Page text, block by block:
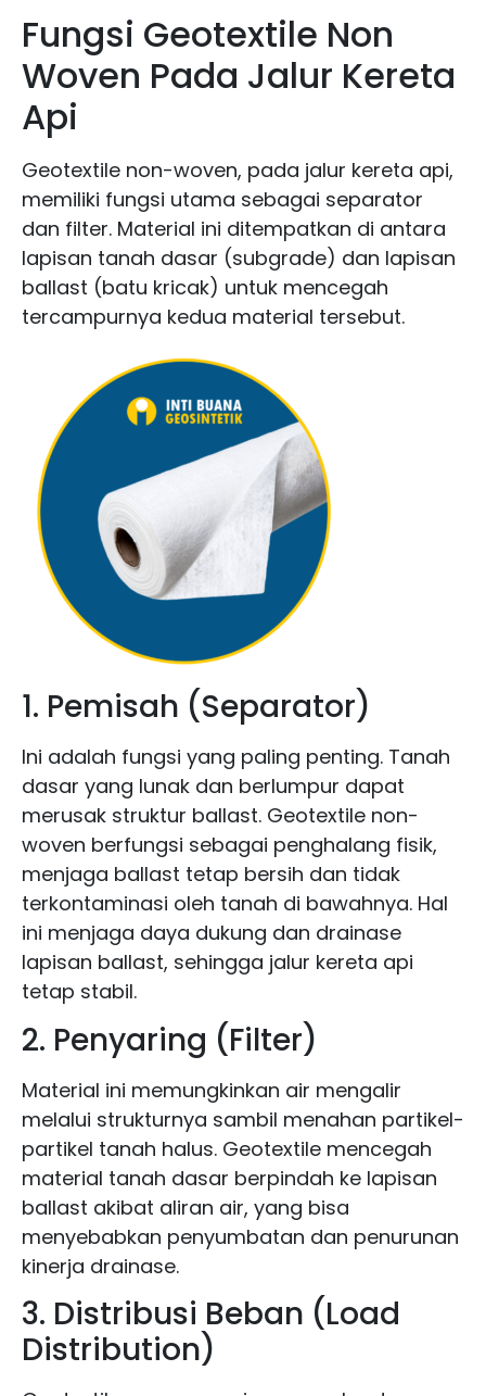
Fungsi Geotextile Non
Woven Pada Jalur Kereta
Api
Geotextile non-woven, pada jalur kereta api,
memiliki fungsi utama sebagai separator
dan filter. Material ini ditempatkan di antara
lapisan tanah dasar (subgrade) dan lapisan
ballast (batu kricak) untuk mencegah
tercampurnya kedua material tersebut.
1. Pemisah (Separator)
Ini adalah fungsi yang paling penting. Tanah
dasar yang lunak dan berlumpur dapat
merusak struktur ballast. Geotextile non-
woven berfungsi sebagai penghalang fisik,
menjaga ballast tetap bersih dan tidak
terkontaminasi oleh tanah di bawahnya. Hal
ini menjaga daya dukung dan drainase
lapisan ballast, sehingga jalur kereta api
tetap stabil.
2. Penyaring (Filter)
Material ini memungkinkan air mengalir
melalui strukturnya sambil menahan partikel-
partikel tanah halus. Geotextile mencegah
material tanah dasar berpindah ke lapisan
ballast akibat aliran air, yang bisa
menyebabkan penyumbatan dan penurunan
kinerja drainase.
3. Distribusi Beban (Load
Distribution)